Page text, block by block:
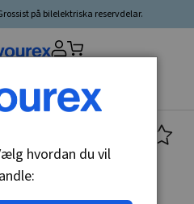
på bilelektriska reservdelar.
▼
hvordan du vil